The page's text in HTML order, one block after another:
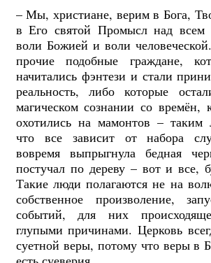
– Мы, христиане, верим в Бога,
в Его святой Промысл над всем
воли Божией и воли
прочие подобные граждане,
начитались фэнтези и стали
реальность, либо которые
магическом сознании со времён,
охотились на мамонтов – таким
что все зависит от набора
вовремя выпрыгнула бедная
постучал по дереву – вот и все,
Такие люди полагаются не на
собственное произволение,
событий, для них
глупыми причинами. Церковь
суетной веры, потому что веры в